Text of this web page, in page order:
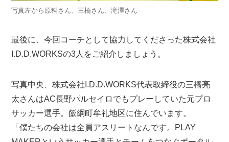
写真左から原科さん、三橋さん、滝澤さん
最後に、今回コーチとして協力してくださった株式会社
I.D.D.WORKSの3人をご紹介しましょう。
写真中央、株式会社I.D.D.WORKS代表取締役の三橋亮
太さんはAC長野パルセイロでもプレーしていた元プロ
サッカー選手。飯綱町牟礼地区に住んでいます。
「僕たちの会社は全員アスリートなんです。PLAY